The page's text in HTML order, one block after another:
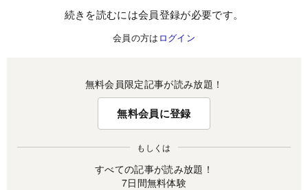
続きを読むには会員登録が必要です。
会員の方は ログイン
無料会員限定記事が読み放題！
無料会員に登録
もしくは
すべての記事が読み放題！
7日間無料体験